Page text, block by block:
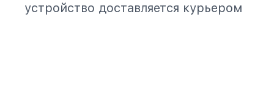
устройство доставляется курьером